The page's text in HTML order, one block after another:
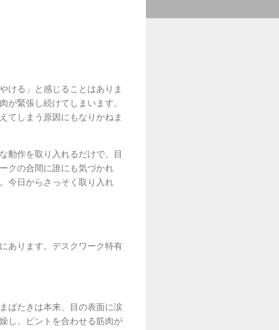
ける」と感じることはありま
緊張し続けてしまいます。
てしまう原因にもなりかねま
動作を取り入れるだけで、目
クの合間に誰にも気づかれ
今日からさっそく取り入れ
あります。デスクワーク特有
ばたきは本来、目の表面に涙
し、ピントを合わせる筋肉が